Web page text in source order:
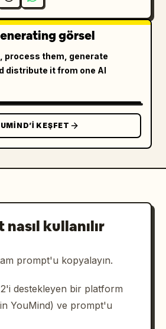
görsel
process them, generate
distribute it from one AI
KEŞFET
kullanılır
prompt'u kopyalayın.
destekleyen bir platform
YouMind) ve prompt'u